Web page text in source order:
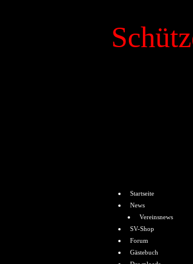
Startseite
News
Vereinsnews
SV-Shop
Forum
Gästebuch